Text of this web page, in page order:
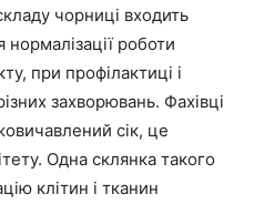
чорниці входить
нормалізації роботи
при профілактиці і
захворювань. Фахівці
сік, це
Одна склянка такого
клітин і тканин